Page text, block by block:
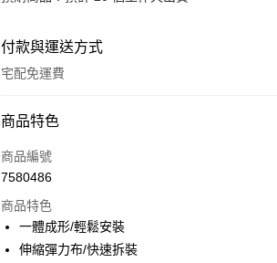
付款與運送方式
宅配免運費
付款方式
信用卡一次付款
Apple Pay
街口支付
商品特色
商品編號
7580486
商品特色
一體成形/輕鬆安裝
伸縮彈力布/快速拆裝